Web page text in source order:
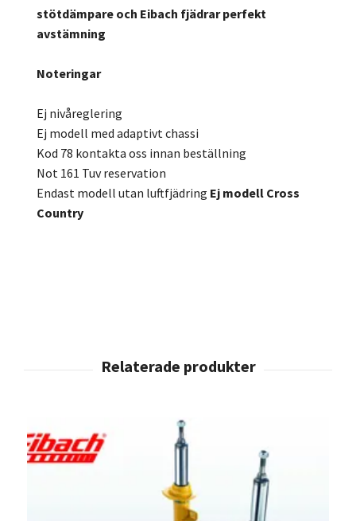
stötdämpare och Eibach fjädrar perfekt
avstämning
Noteringar
Ej nivåreglering
Ej modell med adaptivt chassi
Kod 78 kontakta oss innan beställning
Not 161 Tuv reservation
Endast modell utan luftfjädring Ej modell Cross
Country